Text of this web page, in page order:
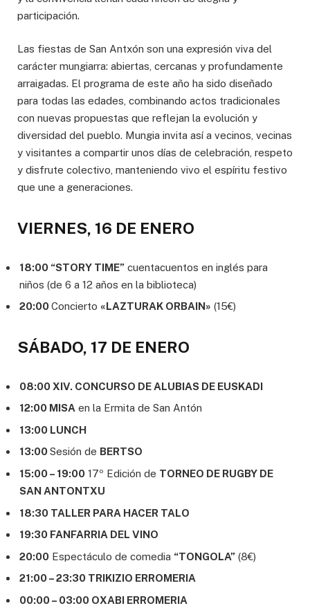
participación.
Las fiestas de San Antxón son una expresión viva del
carácter mungiarra: abiertas, cercanas y profundamente
arraigadas. El programa de este año ha sido diseñado
para todas las edades, combinando actos tradicionales
con nuevas propuestas que reflejan la evolución y
diversidad del pueblo. Mungia invita así a vecinos, vecinas
y visitantes a compartir unos días de celebración, respeto
y disfrute colectivo, manteniendo vivo el espíritu festivo
que une a generaciones.
VIERNES, 16 DE ENERO
18:00 “STORY TIME” cuentacuentos en inglés para
niños (de 6 a 12 años en la biblioteca)
20:00Concierto «LAZTURAK ORBAIN» (15€)
SÁBADO, 17 DE ENERO
08:00 XIV. CONCURSO DE ALUBIAS DE EUSKADI
12:00 MISA en la Ermita de San Antón
13:00 LUNCH
13:00Sesión de BERTSO
15:00 – 19:00 17º Edición de TORNEO DE RUGBY DE
SAN ANTONTXU
18:30 TALLER PARA HACER TALO
19:30 FANFARRIA DEL VINO
20:00 Espectáculo de comedia “TONGOLA” (8€)
21:00 – 23:30 TRIKIZIO ERROMERIA
00:00 – 03:00 OXABI ERROMERIA